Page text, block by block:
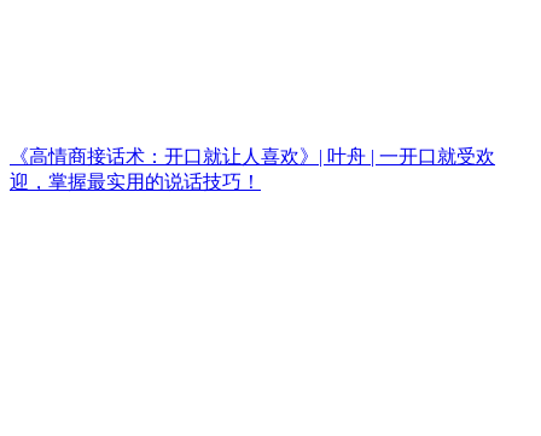
《高情商接话术：开口就让人喜欢》| 叶舟 | 一开口就受欢
迎，掌握最实用的说话技巧！